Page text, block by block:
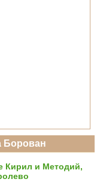
Кирил и Методий,